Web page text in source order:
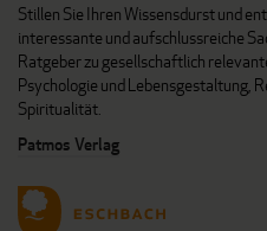
Stillen Sie Ihren Wissensdurst und
interessante und aufschlussreiche
Ratgeber zu gesellschaftlich
Psychologie und Lebensgestaltung,
Spiritualität.
Patmos Verlag